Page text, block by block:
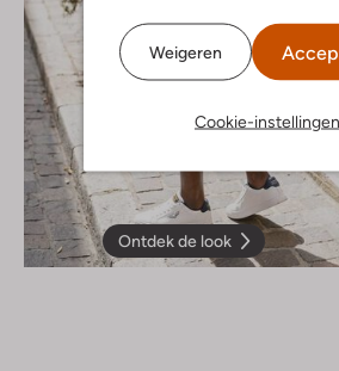
Weigeren
Cookie-instellingen
Ontdek de look